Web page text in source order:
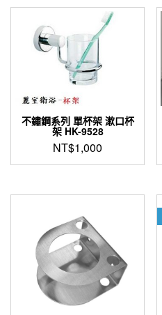
不鏽鋼系列 單杯架 漱口杯
架 HK-9528
NT$1,000